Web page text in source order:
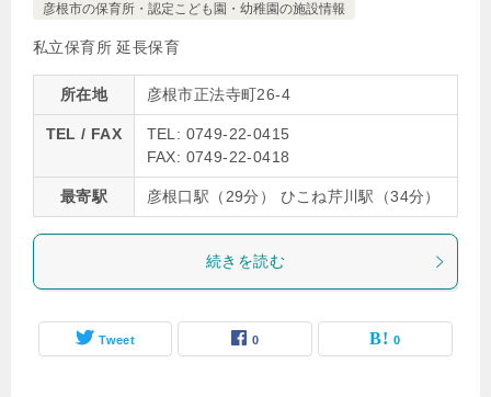
彦根市の保育所・認定こども園・幼稚園の施設情報
私立保育所 延長保育
所在地 彦根市正法寺町26-4
TEL / FAX
TEL: 0749-22-0415
FAX: 0749-22-0418
最寄駅 彦根口駅（29分） ひこね芹川駅（34分）
続きを読む
Tweet 0 0